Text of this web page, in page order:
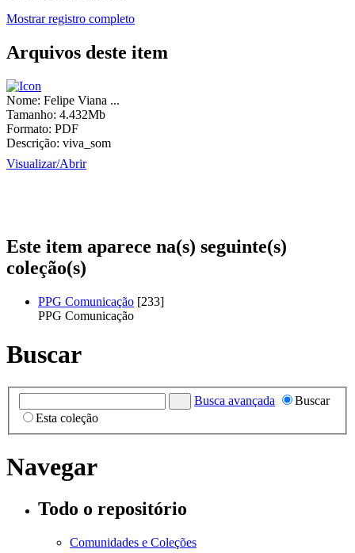
Mostrar registro completo
Arquivos deste item
Nome: Felipe Viana ...
Tamanho: 4.432Mb
Formato: PDF
Descrição: viva_som
Visualizar/Abrir
Este item aparece na(s) seguinte(s)
coleção(s)
PPG Comunicação [233]
PPG Comunicação
Buscar
Busca avançada
Buscar
Esta coleção
Navegar
Todo o repositório
Comunidades e Coleções